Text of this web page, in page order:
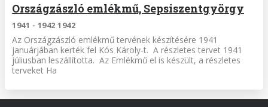
Országzászló emlékmű, Sepsiszentgyörgy
1941 - 1942 1942
Az Országzászló emlékmű tervének készítésére 1941
januárjában kerték fel Kós Károly-t. A részletes tervet 1941
júliusban leszállította. Az Emlékmű el is készült, a részletes
terveket Ha